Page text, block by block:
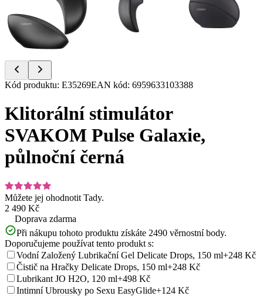
Item
of
Kód produktu: E35269EAN kód: 6959633103388
Klitorální stimulátor
SVAKOM Pulse Galaxie,
půlnoční černá
Můžete jej ohodnotit Tady.
2 490 Kč
Doprava zdarma
Při nákupu tohoto produktu získáte 2490 věrnostní body.
Doporučujeme používat tento produkt s:
Vodní Založený Lubrikační Gel Delicate Drops, 150 ml+248 Kč
Čistič na Hračky Delicate Drops, 150 ml+248 Kč
Lubrikant JO H2O, 120 ml+498 Kč
Intimní Ubrousky po Sexu EasyGlide+124 Kč